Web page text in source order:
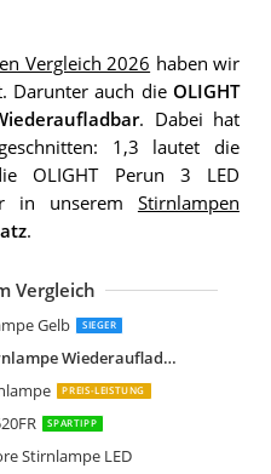
Vergleich 2026 haben wir
Darunter auch die OLIGHT
. Dabei hat
1,3 lautet die
OLIGHT Perun 3 LED
in unserem Stirnlampen
.
Vergleich
Gelb SIEGER
OLIGHT Perun 3 LED Stirnlampe Wiederaufladbar
PREIS-LEISTUNG
SPARTIPP
Stirnlampe LED
H7R Core Stirnlampe LED
Stirnlampe LED
Stirnlampe LED
Led Kopflampe mit